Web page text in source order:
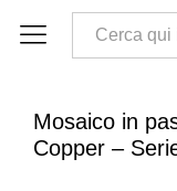
Mosaico in
Copper –